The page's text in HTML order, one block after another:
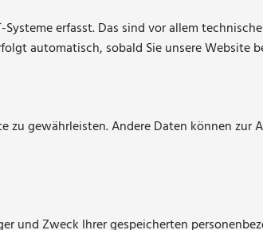
erfasst. Das sind vor allem
automatisch, sobald Sie unsere Website
gewährleisten. Andere Daten können zur
und Zweck Ihrer gespeicherten